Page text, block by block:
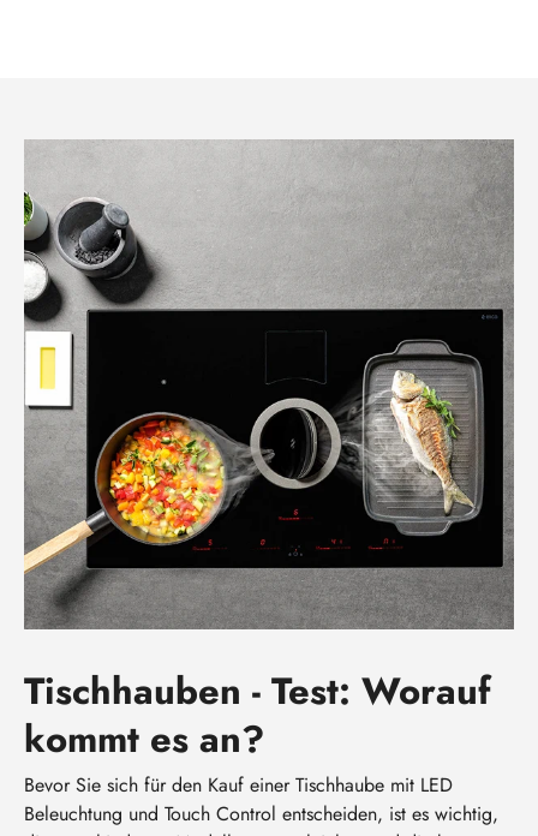
Tischhauben - Test: Worauf
kommt es an?
Bevor Sie sich für den Kauf einer Tischhaube mit LED
Beleuchtung und Touch Control entscheiden, ist es wichtig,